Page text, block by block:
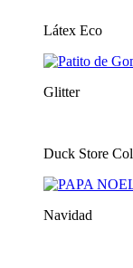
Látex Eco
Glitter
Duck Store
Navidad